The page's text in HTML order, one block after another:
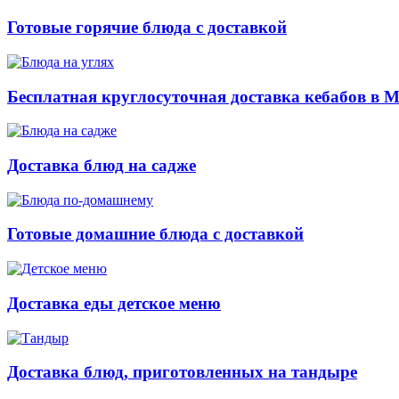
Готовые горячие блюда с доставкой
Бесплатная круглосуточная доставка кебабов в
Доставка блюд на садже
Готовые домашние блюда с доставкой
Доставка еды детское меню
Доставка блюд, приготовленных на тандыре